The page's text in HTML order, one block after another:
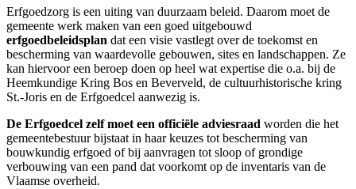
Erfgoedzorg is een uiting van duurzaam beleid. Daarom moet de
gemeente werk maken van een goed uitgebouwd
erfgoedbeleidsplan dat een visie vastlegt over de toekomst en
bescherming van waardevolle gebouwen, sites en landschappen. Ze
kan hiervoor een beroep doen op heel wat expertise die o.a. bij de
Heemkundige Kring Bos en Beverveld, de cultuurhistorische kring
St.-Joris en de Erfgoedcel aanwezig is.
De Erfgoedcel zelf moet een officiële adviesraad worden die het
gemeentebestuur bijstaat in haar keuzes tot bescherming van
bouwkundig erfgoed of bij aanvragen tot sloop of grondige
verbouwing van een pand dat voorkomt op de inventaris van de
Vlaamse overheid.